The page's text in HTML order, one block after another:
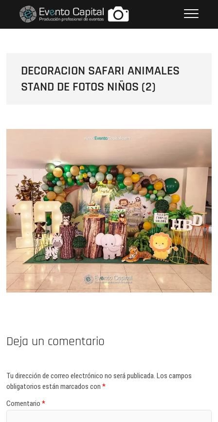
contenido
FOTOS GRUPO EMPRESARIAL
DECORACION SAFARI ANIMALES
STAND DE FOTOS NIÑOS (2)
Deja un comentario
Tu dirección de correo electrónico no será publicada. Los campos
obligatorios están marcados con*
Comentario*